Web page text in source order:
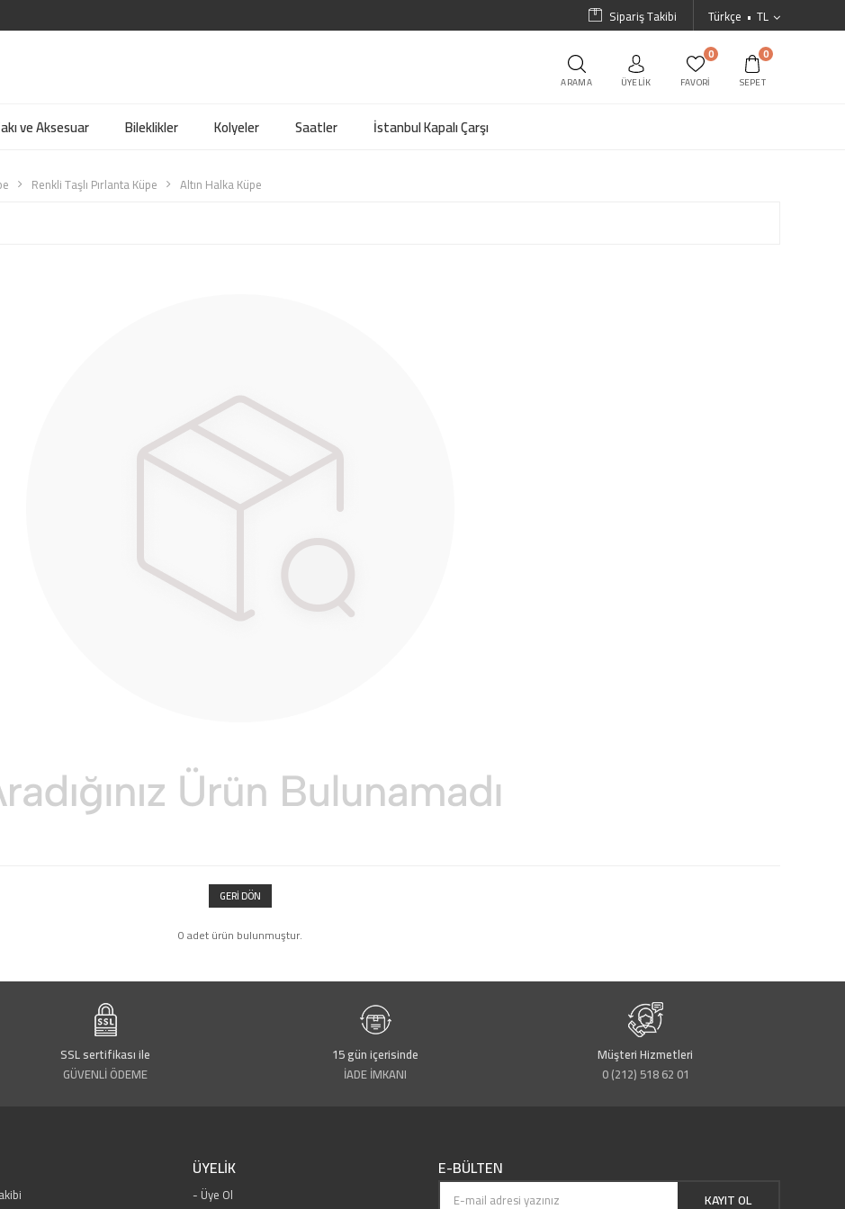
Türkçe TL
Sipariş Takibi
ARAMA ÜYELIK
0
FAVORI
0
SEPET
ve Aksesuar Bileklikler Kolyeler Saatler İstanbul Kapalı Çarşı
Renkli Taşlı Pırlanta Küpe
Altın Halka Küpe
GERI DÖN
0 adet ürün bulunmuştur.
SSL sertifikası ile
GÜVENLİ ÖDEME
15 gün içerisinde
İADE İMKANI
Müşteri Hizmetleri
0 (212) 518 62 01
ÜYELİK
Üye Ol
E-BÜLTEN
KAYIT OL